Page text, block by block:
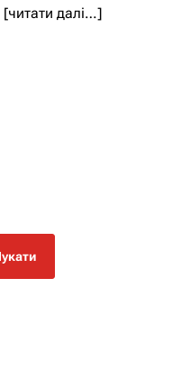
[читати далі…]